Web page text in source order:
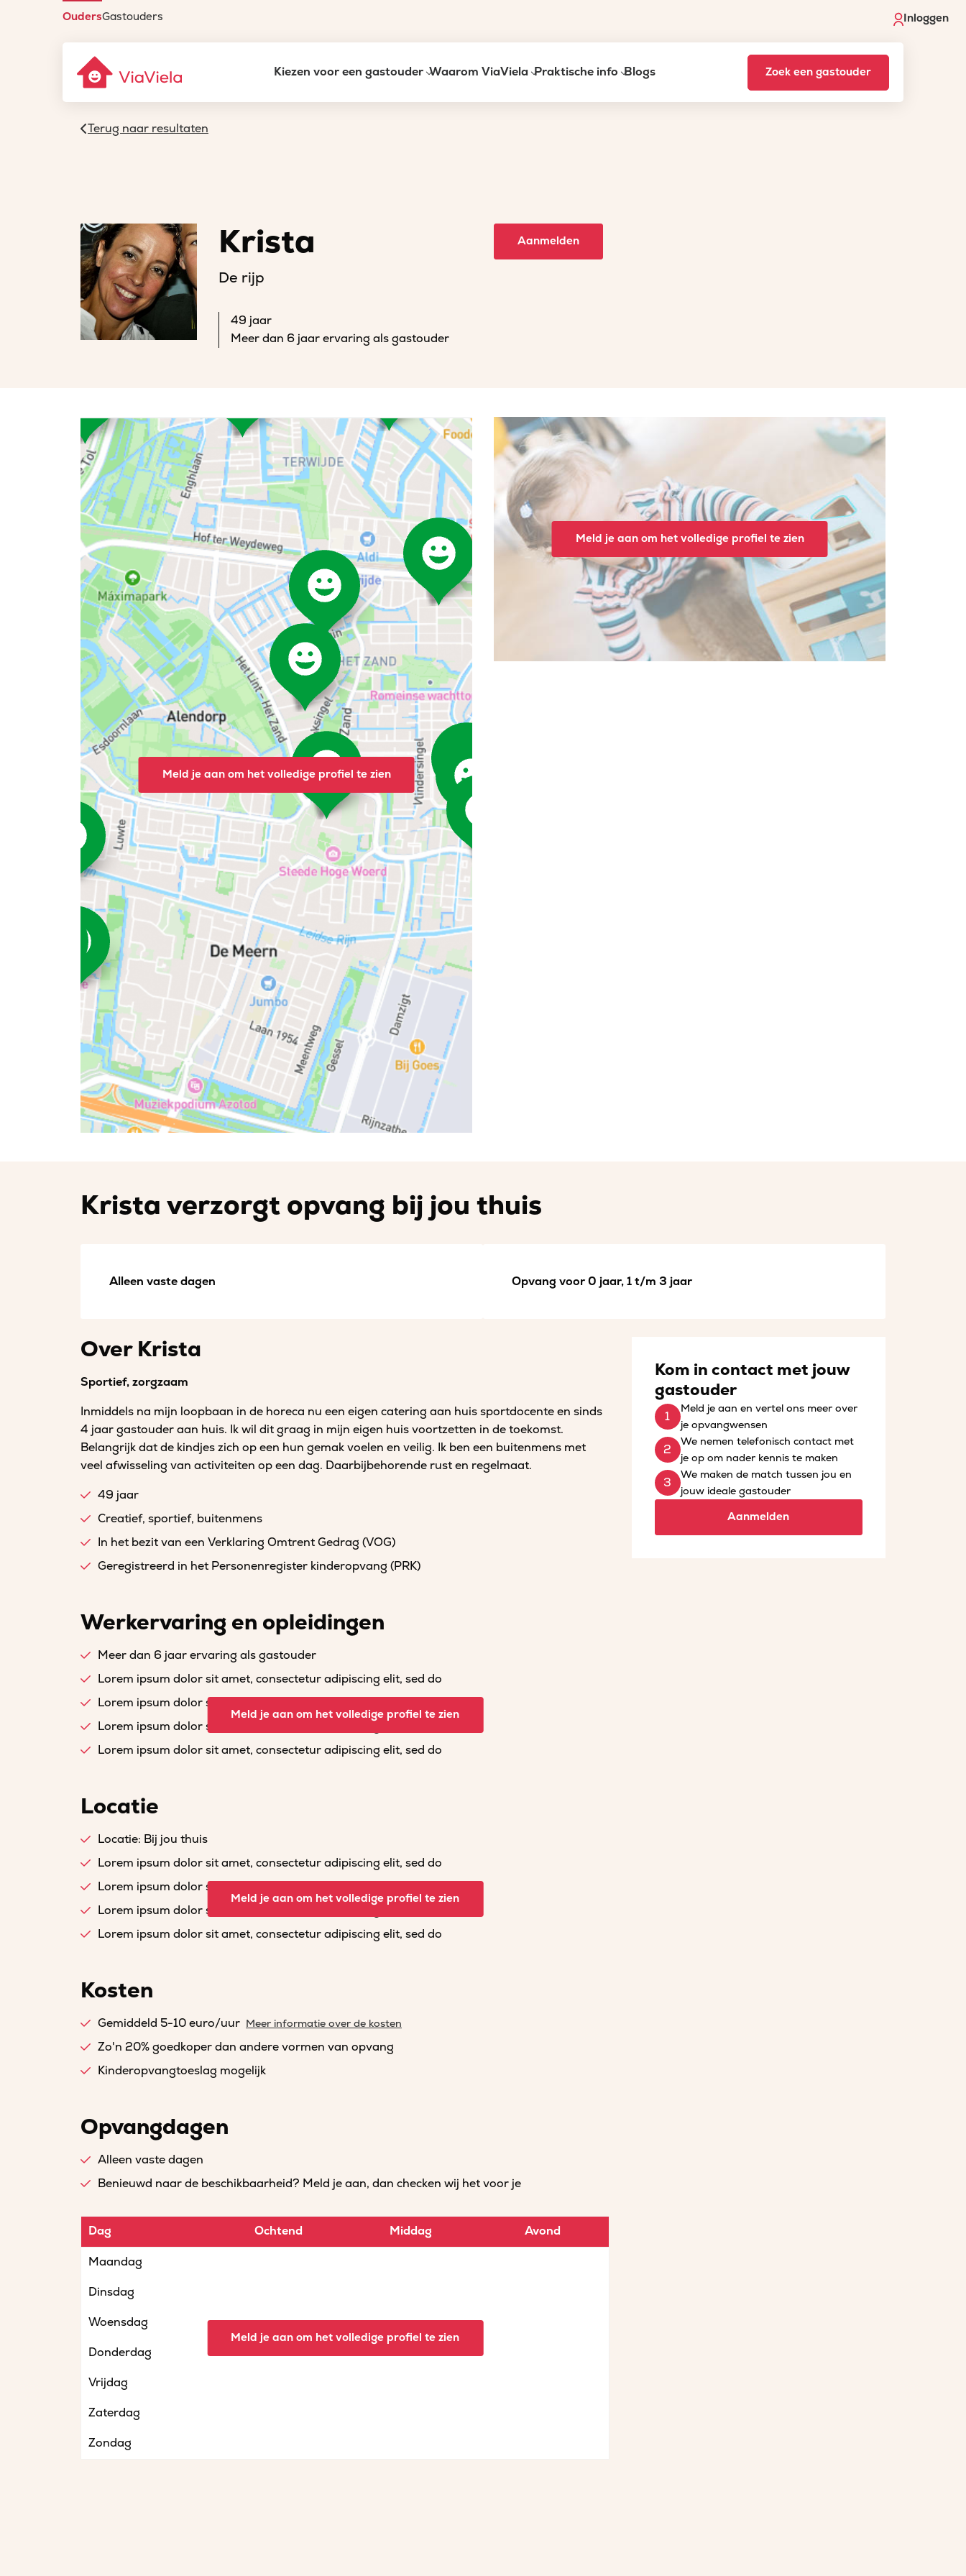
OudersGastouders Inloggen
Kiezen voor een gastouder Waarom ViaViela Praktische info Blogs Zoek een gastouder
Terug naar resultaten
Krista
De rijp
49 jaar
Meer dan 6 jaar ervaring als gastouder
Aanmelden
Meld je aan om het volledige profiel te zien
Meld je aan om het volledige profiel te zien
Krista verzorgt opvang bij jou thuis
Alleen vaste dagen Opvang voor 0 jaar, 1 t/m 3 jaar
Over Krista
Sportief, zorgzaam
Inmiddels na mijn loopbaan in de horeca nu een eigen catering aan huis sportdocente en sinds
4 jaar gastouder aan huis. Ik wil dit graag in mijn eigen huis voortzetten in de toekomst.
Belangrijk dat de kindjes zich op een hun gemak voelen en veilig. Ik ben een buitenmens met
veel afwisseling van activiteiten op een dag. Daarbijbehorende rust en regelmaat.
49 jaar
Creatief, sportief, buitenmens
In het bezit van een Verklaring Omtrent Gedrag (VOG)
Geregistreerd in het Personenregister kinderopvang (PRK)
Kom in contact met jouw
gastouder
Meld je aan en vertel ons meer over
je opvangwensen
We nemen telefonisch contact met
je op om nader kennis te maken
We maken de match tussen jou en
jouw ideale gastouder
Aanmelden
Werkervaring en opleidingen
Meer dan 6 jaar ervaring als gastouder
Lorem ipsum dolor sit amet, consectetur adipiscing elit, sed do
Lorem ipsum dolor sit amet, consectetur adipiscing elit, sed do
Lorem ipsum dolor sit amet, consectetur adipiscing elit, sed do
Lorem ipsum dolor sit amet, consectetur adipiscing elit, sed do
Meld je aan om het volledige profiel te zien
Locatie
Locatie: Bij jou thuis
Lorem ipsum dolor sit amet, consectetur adipiscing elit, sed do
Lorem ipsum dolor sit amet, consectetur adipiscing elit, sed do
Lorem ipsum dolor sit amet, consectetur adipiscing elit, sed do
Lorem ipsum dolor sit amet, consectetur adipiscing elit, sed do
Meld je aan om het volledige profiel te zien
Kosten
Gemiddeld 5-10 euro/uur Meer informatie over de kosten
Zo'n 20% goedkoper dan andere vormen van opvang
Kinderopvangtoeslag mogelijk
Opvangdagen
Alleen vaste dagen
Benieuwd naar de beschikbaarheid? Meld je aan, dan checken wij het voor je
Dag Ochtend Middag Avond
Maandag
Dinsdag
Woensdag
Donderdag
Vrijdag
Zaterdag
Zondag
Meld je aan om het volledige profiel te zien